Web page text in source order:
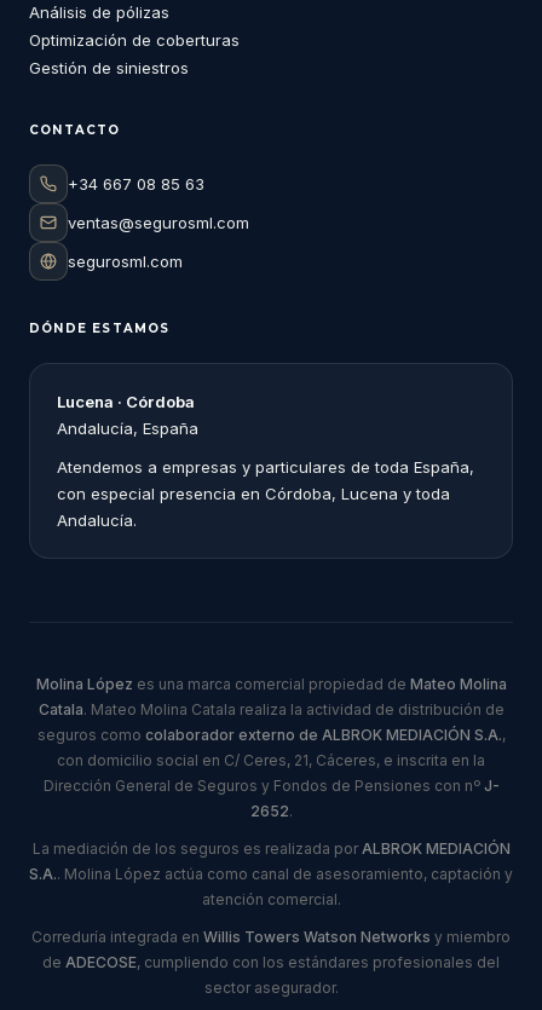
Análisis de pólizas
Optimización de coberturas
Gestión de siniestros
CONTACTO
+34 667 08 85 63
ventas@segurosml.com
segurosml.com
DÓNDE ESTAMOS
Lucena · Córdoba
Andalucía, España
Atendemos a empresas y particulares de toda España,
con especial presencia en Córdoba, Lucena y toda
Andalucía.
Molina López es una marca comercial propiedad de Mateo Molina
Catala. Mateo Molina Catala realiza la actividad de distribución de
seguros como colaborador externo de ALBROK MEDIACIÓN S.A.,
con domicilio social en C/ Ceres, 21, Cáceres, e inscrita en la
Dirección General de Seguros y Fondos de Pensiones con nº J-
2652.
La mediación de los seguros es realizada por ALBROK MEDIACIÓN
S.A.. Molina López actúa como canal de asesoramiento, captación y
atención comercial.
Correduría integrada en Willis Towers Watson Networks y miembro
de ADECOSE, cumpliendo con los estándares profesionales del
sector asegurador.